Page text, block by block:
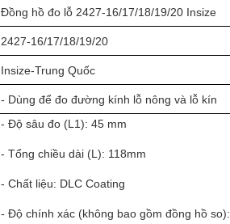
Đồng hồ đo lỗ 2427-16/17/18/19/20 Insize
2427-16/17/18/19/20
Insize-Trung Quốc
- Dùng để đo đường kính lỗ nông và lỗ kín
- Độ sâu đo (L1): 45 mm
- Tổng chiều dài (L): 118mm
- Chất liệu: DLC Coating
- Độ chính xác (không bao gồm đồng hồ so):